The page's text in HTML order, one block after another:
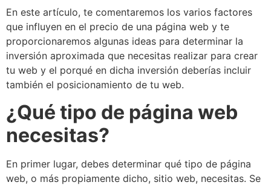
En este artículo, te comentaremos los varios factores
que influyen en el precio de una página web y te
proporcionaremos algunas ideas para determinar la
inversión aproximada que necesitas realizar para crear
tu web y el porqué en dicha inversión deberías incluir
también el posicionamiento de tu web.
¿Qué tipo de página web
necesitas?
En primer lugar, debes determinar qué tipo de página
web, o más propiamente dicho, sitio web, necesitas. Se